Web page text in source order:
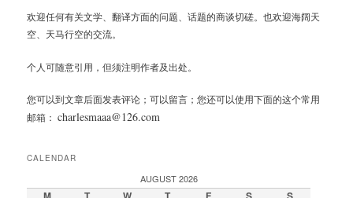
欢迎任何有关文学、翻译方面的问题、话题的商谈切磋。也欢迎海阔天
空、天马行空的交流。
个人可随意引用，但须注明作者及出处。
您可以到文章后面发表评论；可以留言；您还可以使用下面的这个常用
邮箱： charlesmaaa@126.com
CALENDAR
AUGUST 2026